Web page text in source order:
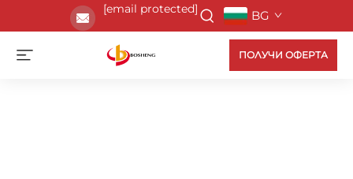
[email protected] BG
ПОЛУЧИ ОФЕРТА